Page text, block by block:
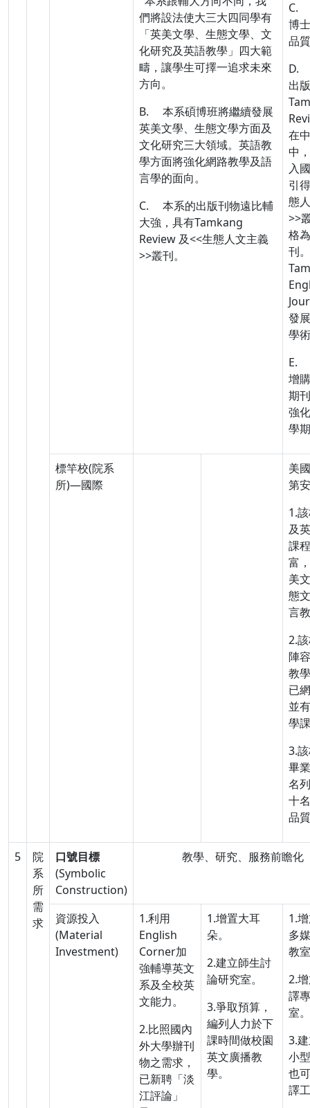
C.
博
品
D.
出
在
中
入
引
態
>>
格
刊
發
學
E.
增
期
強
學
們將設法使大三大四同學有
「英美文學、生態文學、文
化研究及英語教學」四大範
疇，讓學生可擇一追求未來
方向。
B. 本系碩博班將繼續發展
英美文學、生態文學方面及
文化研究三大領域。英語教
學方面將強化網路教學及語
言學的面向。
C. 本系的出版刊物遠比輔
大強，具有Tamkang
Review 及<<生態人文主義
>>叢刊。
標竿校(院系
所)—國際
美
第
1.
及
課
富
美
態
言
2.
陣
教
已
並
學
3.
畢
名
十
品
5
院
系
所
需
求
口號目標
(Symbolic
Construction)
教學、研究、服務前瞻化
資源投入
(Material
Investment)
1.利用
English
Corner加
強輔導英文
系及全校英
文能力。
2.比照國內
外大學辦刊
物之需求，
已新聘「淡
江評論」
1.增置大耳
朵。
2.建立師生討
論研究室。
3.爭取預算，
編列人力於下
課時間做校園
英文廣播教
學。
1.
多
教
2.
譯
室。
3.
小
也
譯